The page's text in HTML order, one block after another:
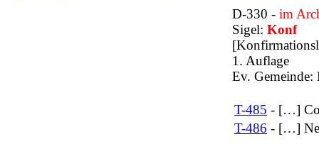
D-330 - im
Sigel: Konf
1. Auflage
Ev. Gemeinde:
T-485 - […]
T-486 - […]